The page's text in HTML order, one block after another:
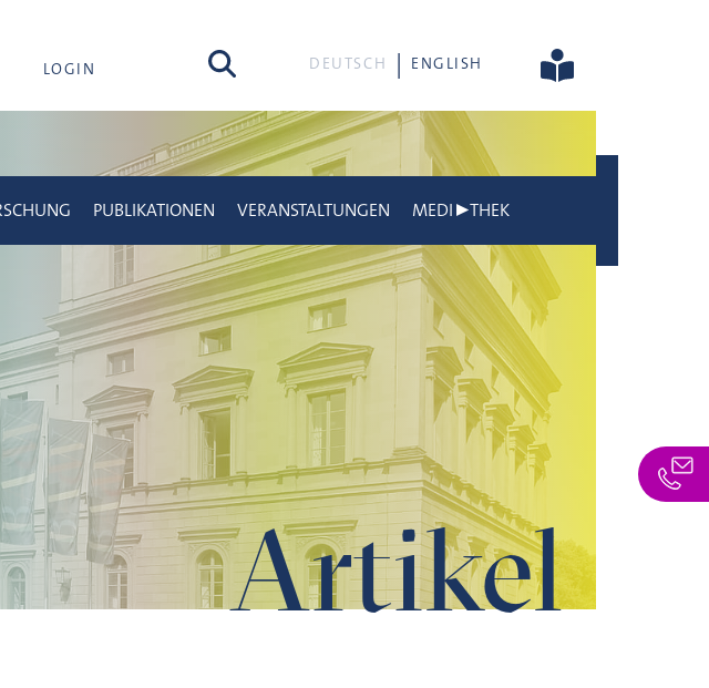
LOGIN Suche DEUTSCH ENGLISH
Artikel
PUBLIKATIONEN VERANSTALTUNGEN MEDI▶THEK